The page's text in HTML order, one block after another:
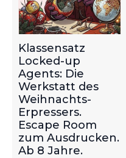
Klassensatz
Locked-up
Agents: Die
Werkstatt des
Weihnachts-
Erpressers.
Escape Room
zum Ausdrucken.
Ab 8 Jahre.